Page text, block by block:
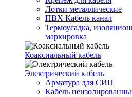
Лотки металлические
ПВХ Кабель канал
Термоусадка,
маркировка
Коаксиальный кабель
Электрический кабель
Арматура для СИП
Кабель